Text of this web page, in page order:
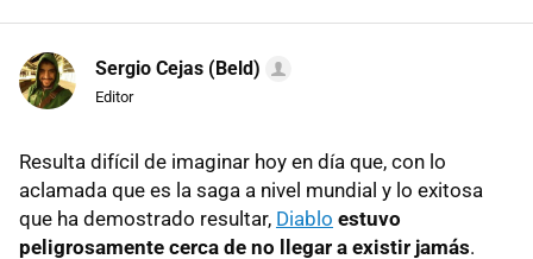
Sergio Cejas (Beld)
Editor
Resulta difícil de imaginar hoy en día que, con lo
aclamada que es la saga a nivel mundial y lo exitosa
que ha demostrado resultar, Diablo estuvo
peligrosamente cerca de no llegar a existir jamás.